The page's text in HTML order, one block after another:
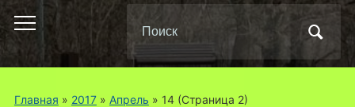
Переключить
мобильное
меню
Поиск
по:
Главная » 2017» Апрель » 14(Страница 2)